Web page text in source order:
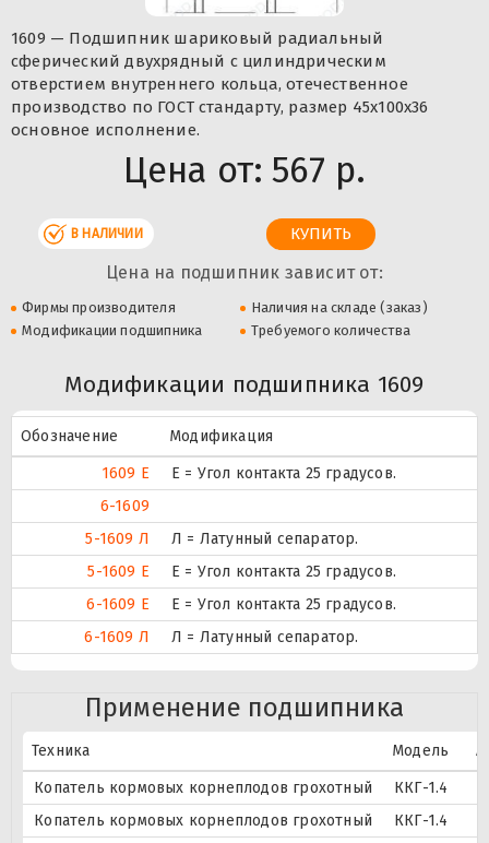
1609 — Подшипник шариковый радиальный
сферический двухрядный с цилиндрическим
отверстием внутреннего кольца, отечественное
производство по ГОСТ стандарту, размер 45x100x36
основное исполнение.
Цена от: 567 р.
В НАЛИЧИИ
Цена на подшипник зависит от:
Фирмы производителя
Наличия на складе (заказ)
Модификации подшипника
Требуемого количества
Модификации подшипника 1609
Обозначение
Модификация
1609 Е
E = Угол контакта 25 градусов.
6-1609
5-1609 Л
Л = Латунный сепаратор.
5-1609 Е
E = Угол контакта 25 градусов.
6-1609 Е
E = Угол контакта 25 градусов.
6-1609 Л
Л = Латунный сепаратор.
Применение подшипника
Техника Модель
Копатель кормовых корнеплодов грохотный
ККГ-1.4
Копатель кормовых корнеплодов грохотный
ККГ-1.4